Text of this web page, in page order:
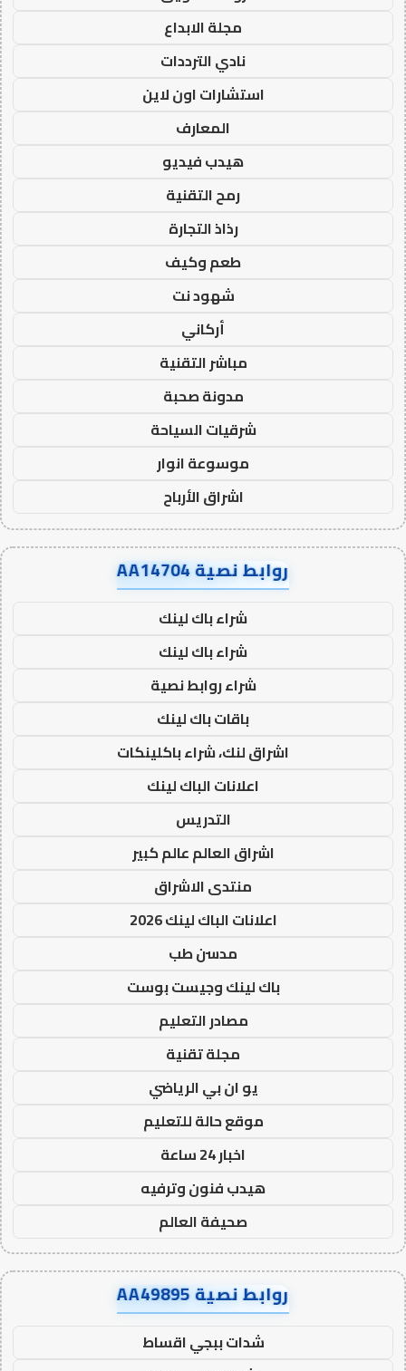
مجلة الابداع
نادي الترددات
استشارات اون لاين
المعارف
هيدب فيديو
رمح التقنية
رذاذ التجارة
طعم وكيف
شهود نت
أركاني
مباشر التقنية
مدونة صحبة
شرقيات السياحة
موسوعة انوار
اشراق الأرباح
روابط نصية AA14704
شراء باك لينك
شراء باك لينك
شراء روابط نصية
باقات باك لينك
اشراق لنك، شراء باكلينكات
اعلانات الباك لينك
التدريس
اشراق العالم عالم كبير
منتدى الاشراق
اعلانات الباك لينك 2026
مدسن طب
باك لينك وجيست بوست
مصادر التعليم
مجلة تقنية
يو ان بي الرياضي
موقع حالة للتعليم
اخبار 24 ساعة
هيدب فنون وترفيه
صحيفة العالم
روابط نصية AA49895
شدات ببجي اقساط